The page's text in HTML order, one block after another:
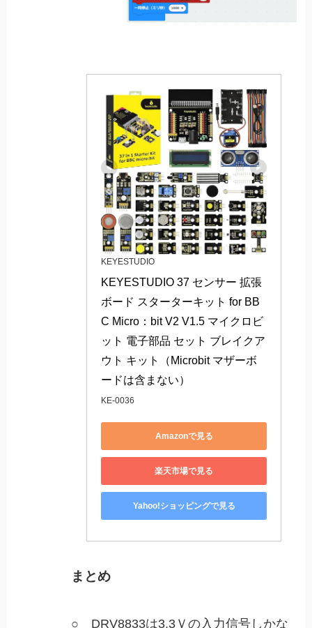
KEYESTUDIO
KEYESTUDIO 37 センサー 拡張
ボード スターターキット for BB
C Micro：bit V2 V1.5 マイクロビ
ット 電子部品 セット ブレイクア
ウト キット（Microbit マザーボ
ードは含まない）
KE-0036
Amazonで見る
楽天市場で見る
Yahoo!ショッピングで見る
まとめ
○ DRV8833は3.3Ｖの入力信号しかな